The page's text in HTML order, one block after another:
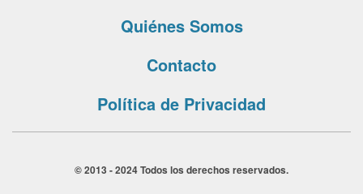
Quiénes Somos
Contacto
Política de Privacidad
© 2013 - 2024 Todos los derechos reservados.